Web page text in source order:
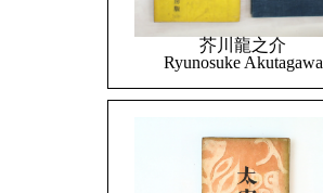
芥川龍之介
Ryunosuke Akutagawa